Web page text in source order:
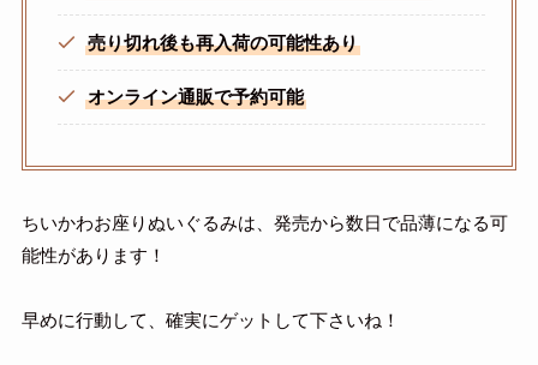
売り切れ後も再入荷の可能性あり
オンライン通販で予約可能
ちいかわお座りぬいぐるみは、発売から数日で品薄になる可
能性があります！
早めに行動して、確実にゲットして下さいね！